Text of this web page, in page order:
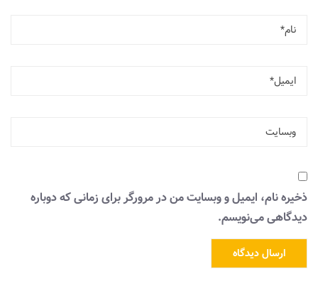
ذخیره نام، ایمیل و وبسایت من در مرورگر برای زمانی که دوباره
دیدگاهی می‌نویسم.